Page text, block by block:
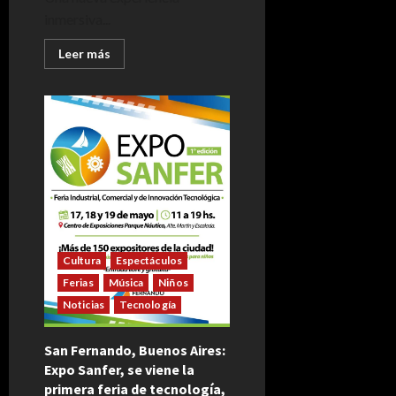
Leer más
más
La
“exposición
burbujas”
que
fue
furor
en
Buenos
Aires
llega
a
Córdoba:
cuándo
se
podrá
visitar
Cultura
Espectáculos
Ferias
Música
Niños
Noticias
Tecnología
San Fernando, Buenos Aires:
Expo Sanfer, se viene la
primera feria de tecnología,